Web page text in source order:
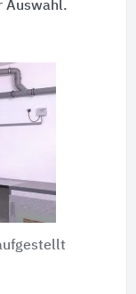
Auswahl.